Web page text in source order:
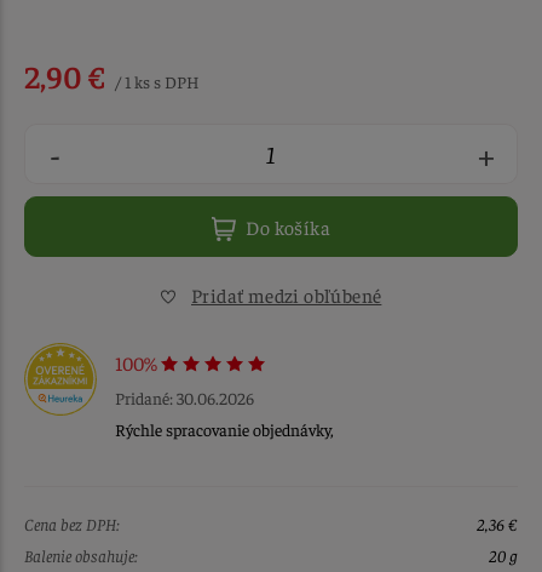
2,90 € / 1 ks s DPH
- +
Do košíka
Pridať medzi obľúbené
100%
Pridané: 30.06.2026
Rýchle spracovanie objednávky,
Cena bez DPH:
2,36 €
Balenie obsahuje:
20 g